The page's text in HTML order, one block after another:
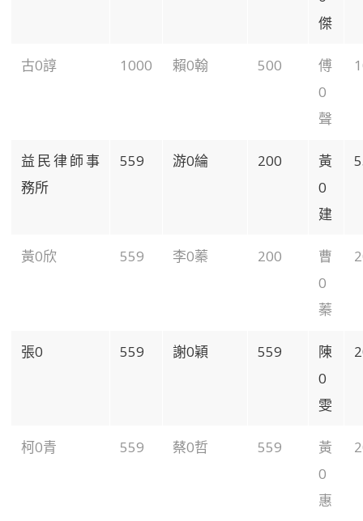
傑
古0諄 1000 賴0翰 500
傅
0
聲
益民律師事
務所
559 游0綸 200
黃
0
建
黃0欣 559 李0蓁 200
曹
0
蓁
張0 559 謝0穎 559
陳
0
雯
柯0青 559 蔡0哲 559
黃
0
惠